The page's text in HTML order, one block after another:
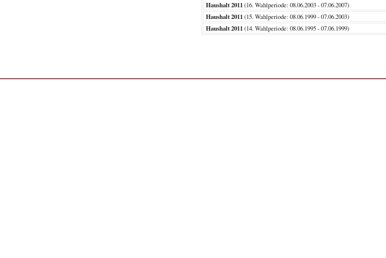
Haushalt 2011(16. Wahlperiode: 08.06.2003 - 07.06.2007)
Haushalt 2011(15. Wahlperiode: 08.06.1999 - 07.06.2003)
Haushalt 2011(14. Wahlperiode: 08.06.1995 - 07.06.1999)